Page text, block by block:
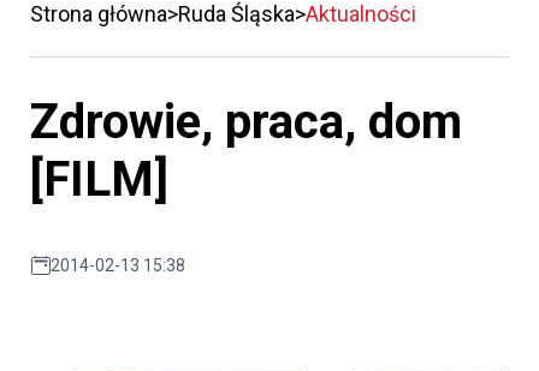
Strona główna Ruda Śląska Aktualności
Zdrowie, praca, dom
[FILM]
2014-02-13 15:38